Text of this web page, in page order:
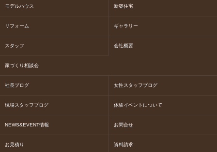
モデルハウス 新築住宅
リフォーム ギャラリー
スタッフ 会社概要
家づくり相談会
社長ブログ 女性スタッフブログ
現場スタッフブログ 体験イベントについて
NEWS&EVENT情報 お問合せ
お見積り 資料請求